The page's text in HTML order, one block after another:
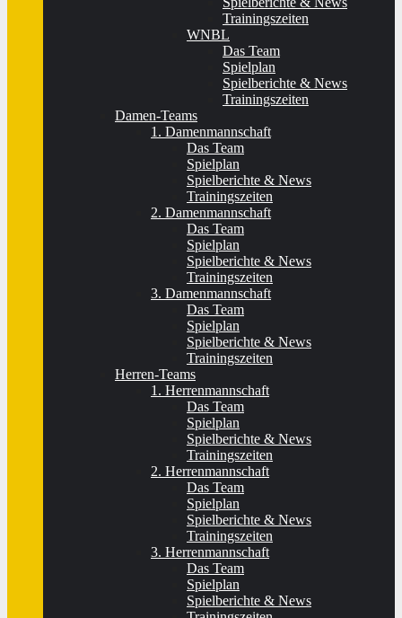
Trainingszeiten
WNBL
Das Team
Spielplan
Spielberichte & News
Trainingszeiten
Damen-Teams
1. Damenmannschaft
Das Team
Spielplan
Spielberichte & News
Trainingszeiten
2. Damenmannschaft
Das Team
Spielplan
Spielberichte & News
Trainingszeiten
3. Damenmannschaft
Das Team
Spielplan
Spielberichte & News
Trainingszeiten
Herren-Teams
1. Herrenmannschaft
Das Team
Spielplan
Spielberichte & News
Trainingszeiten
2. Herrenmannschaft
Das Team
Spielplan
Spielberichte & News
Trainingszeiten
3. Herrenmannschaft
Das Team
Spielplan
Spielberichte & News